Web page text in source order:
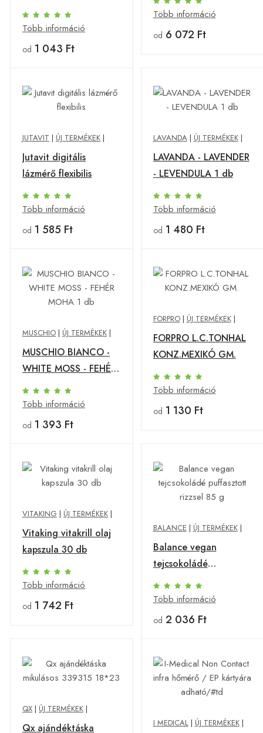
quinoával 100 g
Több információ
od 1 043 Ft
Több információ
od 6 072 Ft
JUTAVIT | ÚJ TERMÉKEK |
Jutavit digitális
lázmérő flexibilis
Több információ
od 1 585 Ft
LAVANDA| ÚJ TERMÉKEK|
LAVANDA - LAVENDER
- LEVENDULA 1 db
Több információ
od 1 480 Ft
MUSCHIO | ÚJ TERMÉKEK |
MUSCHIO BIANCO -
WHITE MOSS - FEHÉR
MOHA 1 db
Több információ
od 1 393 Ft
FORPRO| ÚJ TERMÉKEK|
FORPRO L.C.TONHAL
KONZ.MEXIKÓ GM.
Több információ
od 1 130 Ft
VITAKING | ÚJ TERMÉKEK |
Vitaking vitakrill olaj
kapszula 30 db
Több információ
od 1 742 Ft
BALANCE | ÚJ TERMÉKEK|
Balance vegan
tejcsokoládé
puffasztott rizzsel 85
g
Több információ
od 2 036 Ft
QX | ÚJ TERMÉKEK |
Qx ajándéktáska I MEDICAL| ÚJ TERMÉKEK|